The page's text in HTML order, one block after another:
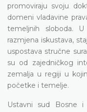
promoviraju svoju
domeni vladavine
temeljnih sloboda.
razmjena iskustava,
uspostava stručne
su od zajedničkog
zemalja u regiji u
početke i temelje.
Ustavni sud Bosne